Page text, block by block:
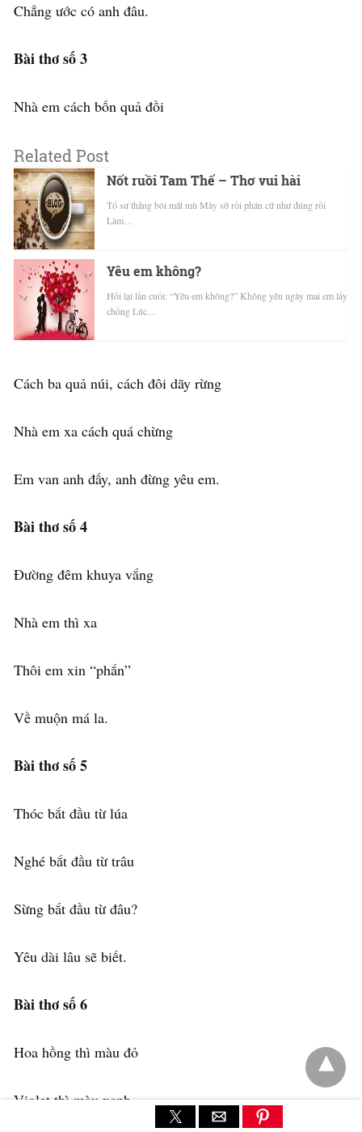
Chẳng ước có anh đâu.
Bài thơ số 3
Nhà em cách bốn quả đồi
Related Post
Nốt ruồi Tam Thế – Thơ vui hài
Tổ sư thằng bói mắt mù Mày sờ rồi phán cứ như đúng rồi
Làm…
Yêu em không?
Hỏi lại lần cuối: “Yêu em không?” Không yêu ngày mai em lấy
chồng Lúc…
Cách ba quả núi, cách đôi dãy rừng
Nhà em xa cách quá chừng
Em van anh đấy, anh đừng yêu em.
Bài thơ số 4
Đường đêm khuya vắng
Nhà em thì xa
Thôi em xin “phắn”
Về muộn má la.
Bài thơ số 5
Thóc bắt đầu từ lúa
Nghé bắt đầu từ trâu
Sừng bắt đầu từ đâu?
Yêu dài lâu sẽ biết.
Bài thơ số 6
Hoa hồng thì màu đỏ
Violet thì màu xanh